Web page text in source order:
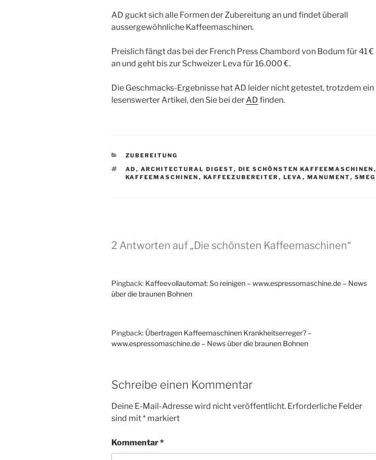
AD guckt sich alle Formen der Zubereitung an und findet überall
aussergewöhnliche Kaffeemaschinen.
Preislich fängt das bei der French Press Chambord von Bodum für 41 €
an und geht bis zur Schweizer Leva für 16.000 €.
Die Geschmacks-Ergebnisse hat AD leider nicht getestet, trotzdem ein
lesenswerter Artikel, den Sie bei der AD finden.
KATEGORIEN
ZUBEREITUNG
SCHLAGWÖRTER
AD , ARCHITECTURAL DIGEST, DIE SCHÖNSTEN KAFFEEMASCHINEN ,
KAFFEEMASCHINEN , KAFFEEZUBEREITER , LEVA , MANUMENT, SMEG
2 Antworten auf „Die schönsten Kaffeemaschinen“
Pingback: Kaffeevollautomat: So reinigen – www.espressomaschine.de – News
über die braunen Bohnen
Pingback: Übertragen Kaffeemaschinen Krankheitserreger? –
www.espressomaschine.de – News über die braunen Bohnen
Schreibe einen Kommentar
Deine E-Mail-Adresse wird nicht veröffentlicht. Erforderliche Felder
sind mit* markiert
Kommentar*